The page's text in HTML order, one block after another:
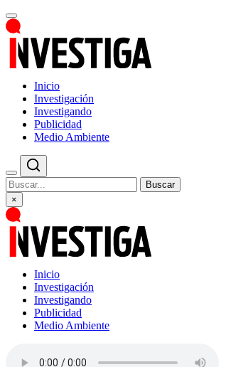
Inicio
Investigación
Investigando
Publicidad
Medio Ambiente
Buscar
×
Inicio
Investigación
Investigando
Publicidad
Medio Ambiente